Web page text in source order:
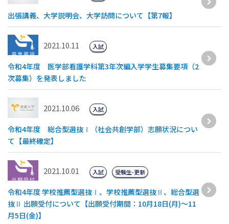
出張講義、大学説明会、大学訪問について【第7報】
2021.10.11
令和4年度 医学部看護学科第3年次編入学学生募集要項（2
次募集）を発表しました
入試
2021.10.06
令和4年度 総合型選抜Ⅰ（社会共創学部）志願状況につい
て【最終確定】
入試
2021.10.01
令和4年度 学校推薦型選抜Ⅰ、学校推薦型選抜Ⅱ、総合型選
抜Ⅱ 出願受付について【出願受付期間：10月18日(月)～11
月5日(金)】
入試 受験生-更新